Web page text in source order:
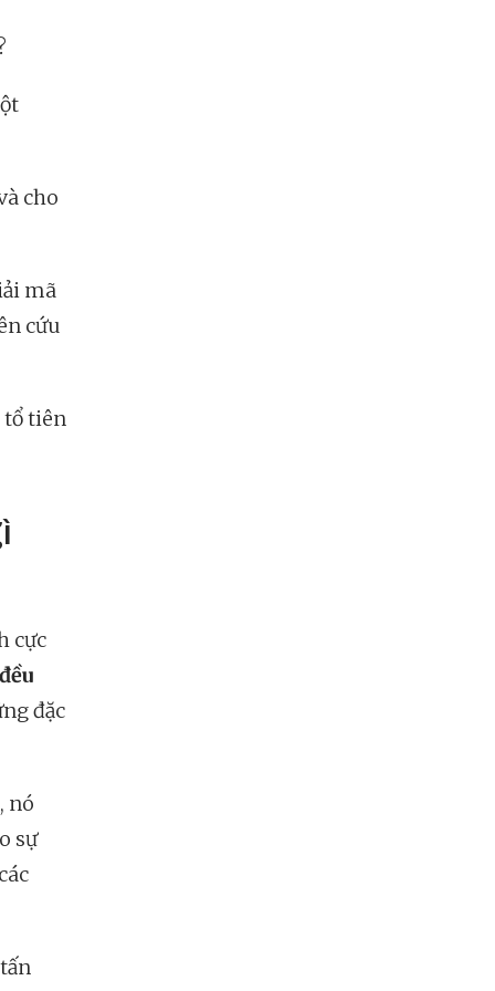
cho
mã
cứu
tổ tiên
cực
đều
đặc
nó
sự